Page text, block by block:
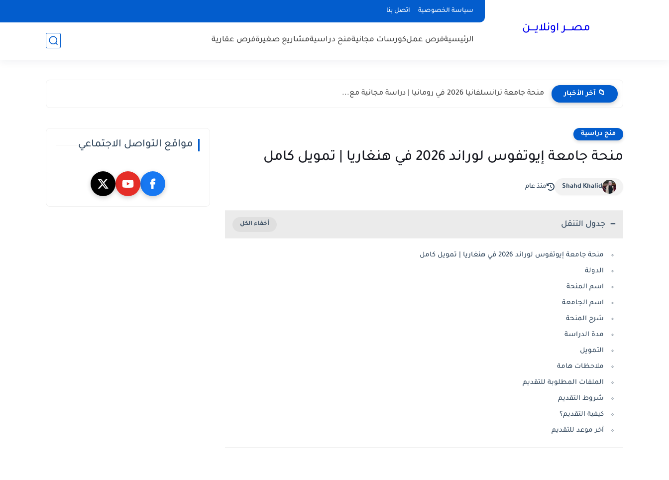
سياسة الخصوصية اتصل بنا
مصـــر اونلايـــن
الرئيسيةفرص عملكورسات مجانيةمنح دراسيةمشاريع صغيرةفرص عقارية
📁 آخر الأخبار منحة جامعة ترانسلفانيا 2026 في رومانيا | دراسة مجانية مع...
منح دراسية
منحة جامعة إيوتفوس لوراند 2026 في هنغاريا | تمويل كامل
Shahd Khalid منذ عام
جدول التنقل
منحة جامعة إيوتفوس لوراند 2026 في هنغاريا | تمويل كامل
الدولة
اسم المنحة
اسم الجامعة
شرح المنحة
مدة الدراسة
التمويل
ملاحظات هامة
الملفات المطلوبة للتقديم
شروط التقديم
كيفية التقديم؟
آخر موعد للتقديم
مواقع التواصل الاجتماعي